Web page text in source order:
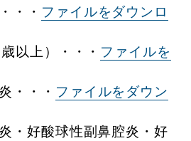
・・ ファイルをダウンロ
以上）・・・ ファイルを
・・・ ファイルをダウン
・好酸球性副鼻腔炎・好